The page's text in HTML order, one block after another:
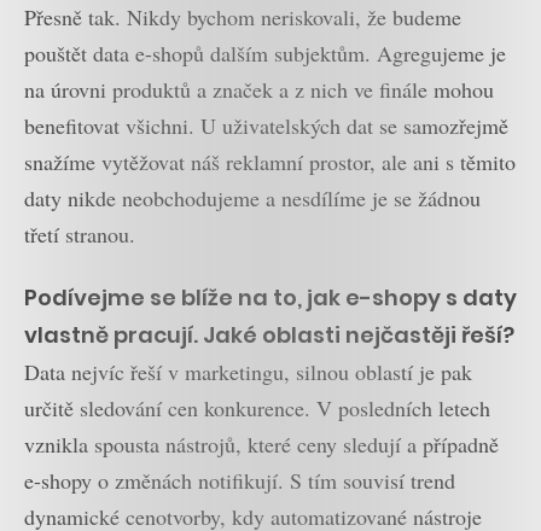
Přesně tak. Nikdy bychom neriskovali, že budeme
pouštět data e-shopů dalším subjektům. Agregujeme je
na úrovni produktů a značek a z nich ve finále mohou
benefitovat všichni. U uživatelských dat se samozřejmě
snažíme vytěžovat náš reklamní prostor, ale ani s těmito
daty nikde neobchodujeme a nesdílíme je se žádnou
třetí stranou.
Podívejme se blíže na to, jak e-shopy s daty
vlastně pracují. Jaké oblasti nejčastěji řeší?
Data nejvíc řeší v marketingu, silnou oblastí je pak
určitě sledování cen konkurence. V posledních letech
vznikla spousta nástrojů, které ceny sledují a případně
e-shopy o změnách notifikují. S tím souvisí trend
dynamické cenotvorby, kdy automatizované nástroje